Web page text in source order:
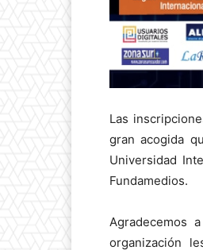
Las
gran acogida
Universidad
Fundamedios.
Agradecemos
organización